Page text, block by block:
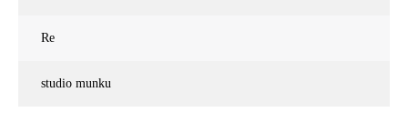
Re
studio munku